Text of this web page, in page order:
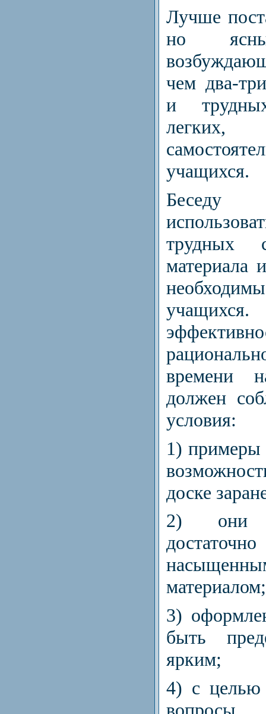
Лучше
но
чем два-
и
легких,
учащихся.
Беседу
трудных
материала
времени
должен
условия:
1) примеры
доске
2) они
материалом;
3)
быть
ярким;
4) с целью